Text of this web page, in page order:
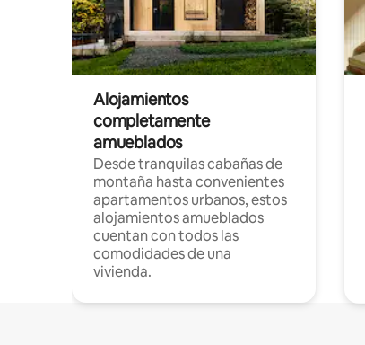
Alojamientos
completamente
amueblados
Desde tranquilas cabañas de
montaña hasta convenientes
apartamentos urbanos, estos
alojamientos amueblados
cuentan con todos las
comodidades de una
vivienda.